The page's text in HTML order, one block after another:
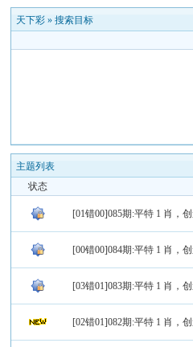
天下彩 »搜索目标
主题列表
状态
[01错00]085期:平特 1 肖，
[00错00]084期:平特 1 肖，
[03错01]083期:平特 1 肖，
[02错01]082期:平特 1 肖，